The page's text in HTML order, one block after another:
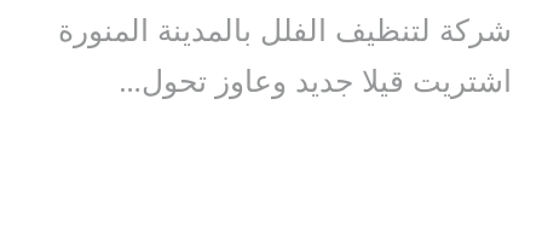
شركة لتنظيف الفلل بالمدينة المنورة
اشتريت قيلا جديد وعاوز تحول…